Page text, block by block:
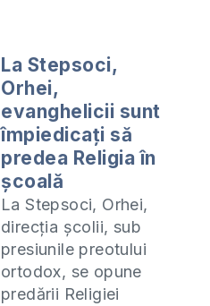
La Stepsoci,
Orhei,
evanghelicii sunt
împiedicați să
predea Religia în
școală
La Stepsoci, Orhei,
direcția școlii, sub
presiunile preotului
ortodox, se opune
predării Religiei